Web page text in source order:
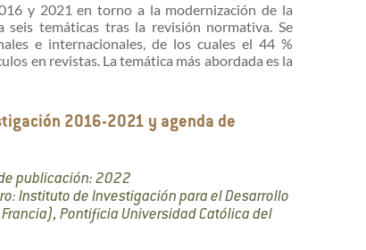
y 2021 en torno a la modernización de la
temáticas tras la revisión normativa. Se
e internacionales, de los cuales el 44 %
en revistas. La temática más abordada es la
2016-2021 y agenda de
publicación: 2022
Instituto de Investigación para el Desarrollo
Francia), Pontificia Universidad Católica del